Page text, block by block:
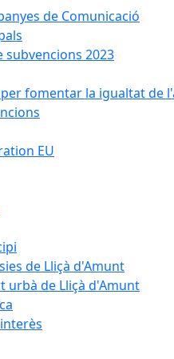
de Comunicació
subvencions 2023
fomentar la igualtat de
EU
de Lliçà d'Amunt
urbà de Lliçà d'Amunt